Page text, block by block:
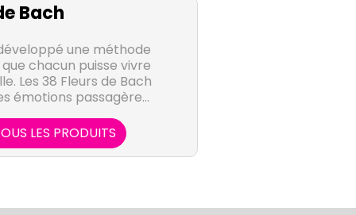
Bach
une méthode
chacun puisse vivre
Les 38 Fleurs de Bach
émotions passagères
au quotidien.
LES PRODUITS